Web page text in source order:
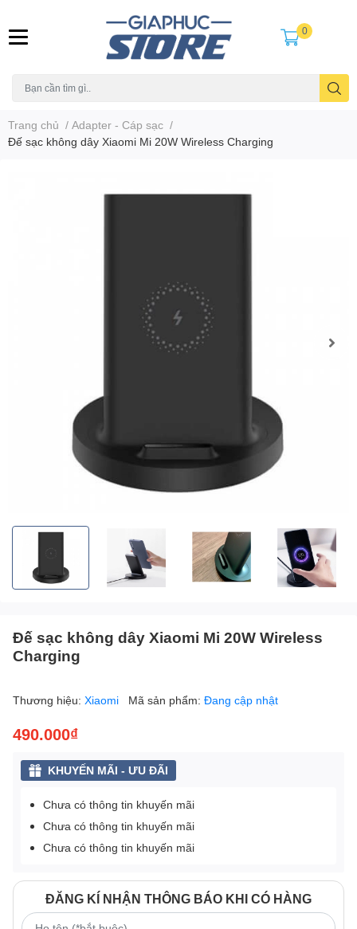
0
Trang chủ / Adapter - Cáp sạc /
Đế sạc không dây Xiaomi Mi 20W Wireless Charging
Đế sạc không dây Xiaomi Mi 20W Wireless
Charging
Thương hiệu: Xiaomi Mã sản phẩm: Đang cập nhật
490.000₫
KHUYẾN MÃI - ƯU ĐÃI
Chưa có thông tin khuyến mãi
Chưa có thông tin khuyến mãi
Chưa có thông tin khuyến mãi
ĐĂNG KÍ NHẬN THÔNG BÁO KHI CÓ HÀNG